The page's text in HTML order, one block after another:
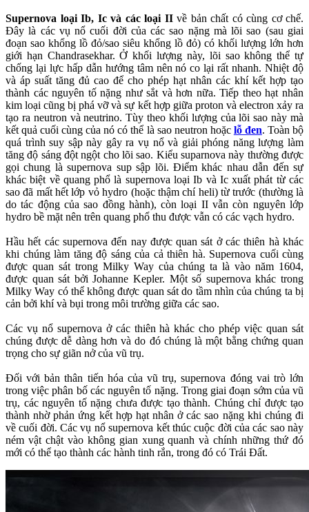
Supernova loại Ib, Ic và các loại IIvề bản chất có cùng cơ chế.
Đây là các vụ nổ cuối đời của các sao nặng mà lõi sao (sau giai
đoạn sao khổng lồ đỏ/sao siêu khổng lồ đỏ) có khối lượng lớn hơn
giới hạn Chandrasekhar. Ở khối lượng này, lõi sao không thể tự
chống lại lực hấp dẫn hướng tâm nên nó co lại rất nhanh. Nhiệt độ
và áp suất tăng đủ cao để cho phép hạt nhân các khí kết hợp tạo
thành các nguyên tố nặng như sắt và hơn nữa. Tiếp theo hạt nhân
kim loại cũng bị phá vỡ và sự kết hợp giữa proton và electron xảy ra
tạo ra neutron và neutrino. Tùy theo khối lượng của lõi sao này mà
kết quả cuối cùng của nó có thể là sao neutron hoặc lỗ đen. Toàn bộ
quá trình suy sập này gây ra vụ nổ và giải phóng năng lượng làm
tăng độ sáng đột ngột cho lõi sao. Kiểu suparnova này thường được
gọi chung là supernova sup sập lõi. Điểm khác nhau dẫn đến sự
khác biệt về quang phổ là supernova loại Ib và Ic xuất phát từ các
sao đã mất hết lớp vỏ hydro (hoặc thậm chí heli) từ trước (thường là
do tác động của sao đồng hành), còn loại II vẫn còn nguyên lớp
hydro bề mặt nên trên quang phổ thu được vẫn có các vạch hydro.
Hầu hết các supernova đến nay được quan sát ở các thiên hà khác
khi chúng làm tăng độ sáng của cả thiên hà. Supernova cuối cùng
được quan sát trong Milky Way của chúng ta là vào năm 1604,
được quan sát bởi Johanne Kepler. Một số supernova khác trong
Milky Way có thể không được quan sát do tầm nhìn của chúng ta bị
cản bởi khí và bụi trong môi trường giữa các sao.
Các vụ nổ supernova ở các thiên hà khác cho phép việc quan sát
chúng được dễ dàng hơn và do đó chúng là một bằng chứng quan
trọng cho sự giãn nở của vũ trụ.
Đối với bản thân tiến hóa của vũ trụ, supernova đóng vai trò lớn
trong việc phân bố các nguyên tố nặng. Trong giai đoạn sớm của vũ
trụ, các nguyên tố nặng chưa được tạo thành. Chúng chỉ được tạo
thành nhờ phản ứng kết hợp hạt nhân ở các sao nặng khi chúng đi
về cuối đời. Các vụ nổ supernova kết thúc cuộc đời của các sao này
ném vật chật vào không gian xung quanh và chính những thứ đó
mới có thể tạo thành các hành tinh rắn, trong đó có Trái Đất.